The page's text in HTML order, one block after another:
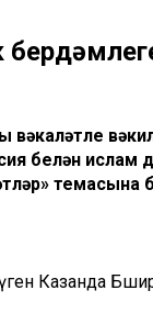
белән ислам
темасына
Казанда